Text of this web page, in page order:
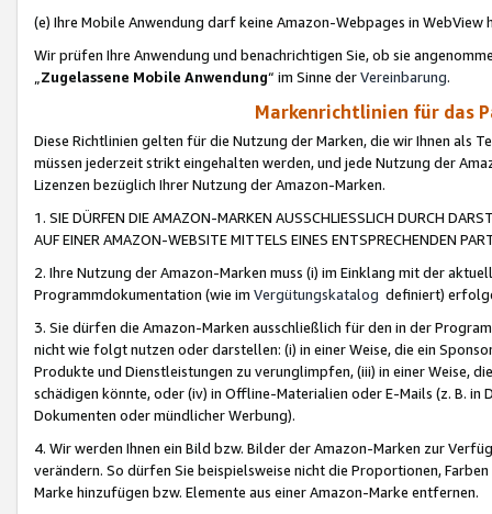
(e) Ihre Mobile Anwendung darf keine Amazon-Webpages in WebView
Wir prüfen Ihre Anwendung und benachrichtigen Sie, ob sie
„Zugelassene Mobile Anwendung“ im Sinne derVereinbarung.
Markenrichtlinien für das
Diese Richtlinien gelten für die Nutzung der Marken, die wir Ihnen als
müssen jederzeit strikt eingehalten werden, und jede Nutzung der
Lizenzen bezüglich Ihrer Nutzung der Amazon-Marken.
1. SIE DÜRFEN DIE AMAZON-MARKEN AUSSCHLIESSLICH DURCH
AUF EINER AMAZON-WEBSITE MITTELS EINES ENTSPRECHENDEN
2. Ihre Nutzung der Amazon-Marken muss (i) im Einklang mit der
Programmdokumentation (wie im Vergütungskatalog definiert)
3. Sie dürfen die Amazon-Marken ausschließlich für den in der
nicht wie folgt nutzen oder darstellen: (i) in einer Weise, die ein
Produkte und Dienstleistungen zu verunglimpfen, (iii) in einer Weise,
schädigen könnte, oder (iv) in Offline-Materialien oder E-Mails (z. B. in
Dokumenten oder mündlicher Werbung).
4. Wir werden Ihnen ein Bild bzw. Bilder der Amazon-Marken zur
verändern. So dürfen Sie beispielsweise nicht die Proportionen,
Marke hinzufügen bzw. Elemente aus einer Amazon-Marke entfernen.